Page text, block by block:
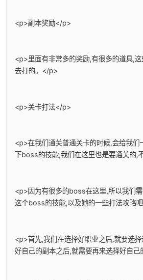
<p>副本奖励</p>
<p>里面有非常多的奖励,有很多的道具,
去打的。</p>
<p>关卡打法</p>
<p>在我们通关普通关卡的时候,会给我
下boss的技能,我们在这里也是要通关的,
<p>因为有很多的boss在这里,所以我们
这个boss的技能,以及她的一些打法攻略
<p>首先,我们在选择好职业之后,就要选
好自己的副本之后,就需要再来选择好自